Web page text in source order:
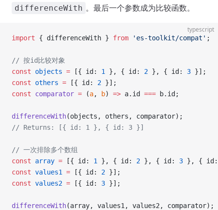
differenceWith 。最后一个参数成为比较函数。
typescript
import { differenceWith } from 'es-toolkit/compat' ;
// 按id比较对象
const objects = [{ id: 1 }, { id: 2 }, { id: 3 }];
const others = [{ id: 2 }];
const comparator = (a, b) => a.id === b.id;
differenceWith(objects, others, comparator);
// Returns: [{ id: 1 }, { id: 3 }]
// 一次排除多个数组
const array = [{ id: 1 }, { id: 2 }, { id: 3 }, {
const values1 = [{ id: 2 }];
const values2 = [{ id: 3 }];
differenceWith(array, values1, values2, comparator);